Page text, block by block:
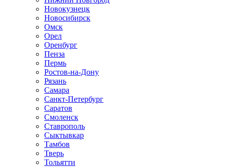
Новокузнецк
Новосибирск
Омск
Орел
Оренбург
Пенза
Пермь
Ростов-на-Дону
Рязань
Самара
Санкт-Петербург
Саратов
Смоленск
Ставрополь
Сыктывкар
Тамбов
Тверь
Тольятти